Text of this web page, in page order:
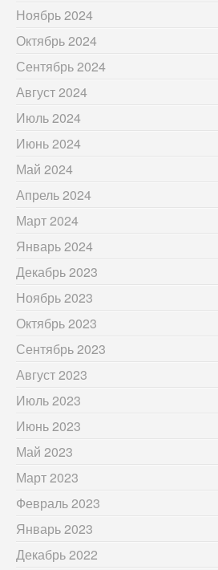
Ноябрь 2024
Октябрь 2024
Сентябрь 2024
Август 2024
Июль 2024
Июнь 2024
Май 2024
Апрель 2024
Март 2024
Январь 2024
Декабрь 2023
Ноябрь 2023
Октябрь 2023
Сентябрь 2023
Август 2023
Июль 2023
Июнь 2023
Май 2023
Март 2023
Февраль 2023
Январь 2023
Декабрь 2022